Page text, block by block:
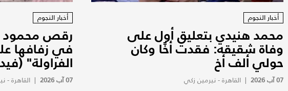
أخبار النجوم
محمد هنيدي بتعليق أول على
وفاة شقيقه: فقدت أخًا وكان
حولي ألف أخ
07 آب 2026 | القاهرة - نيرمين زكي
أخبار النجوم
رقص محمود
في زفافها
الفراولة"
07 آب 2026 |القاهرة -